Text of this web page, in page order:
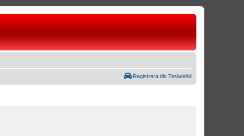
Registrera din Tesla/elbil